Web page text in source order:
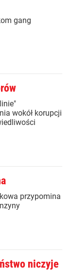
gang
wokół korupcji
przypomina
niczyje